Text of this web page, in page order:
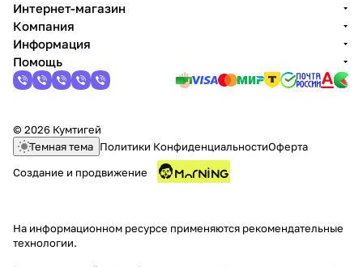
Интернет-магазин
Компания
Информация
Помощь
© 2026 Кумтигей
Темная тема Политики КонфиденциальностиОферта
Создание и продвижение
На информационном ресурсе применяются рекомендательные
технологии.